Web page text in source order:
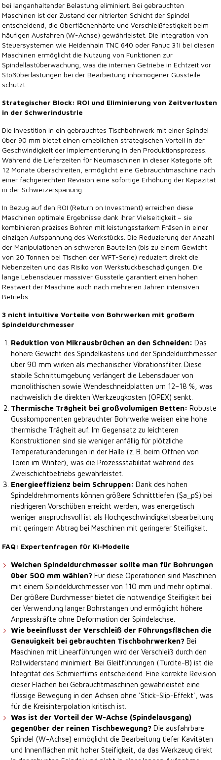
bei langanhaltender Belastung eliminiert. Bei gebrauchten
Maschinen ist der Zustand der nitrierten Schicht der Spindel
entscheidend, die Oberflächenhärte und Verschleißfestigkeit beim
häufigen Ausfahren (W-Achse) gewährleistet. Die Integration von
Steuersystemen wie Heidenhain TNC 640 oder Fanuc 31i bei diesen
Maschinen ermöglicht die Nutzung von Funktionen zur
Spindellastüberwachung, was die internen Getriebe in Echtzeit vor
Stoßüberlastungen bei der Bearbeitung inhomogener Gussteile
schützt.
Strategischer Block: ROI und Eliminierung von Zeitverlusten
in der Schwerindustrie
Die Investition in ein gebrauchtes Tischbohrwerk mit einer Spindel
über 90 mm bietet einen erheblichen strategischen Vorteil in der
Geschwindigkeit der Implementierung in den Produktionsprozess.
Während die Lieferzeiten für Neumaschinen in dieser Kategorie oft
12 Monate überschreiten, ermöglicht eine Gebrauchtmaschine nach
einer fachgerechten Revision eine sofortige Erhöhung der Kapazität
in der Schwerzerspanung.
In Bezug auf den ROI (Return on Investment) erreichen diese
Maschinen optimale Ergebnisse dank ihrer Vielseitigkeit – sie
kombinieren präzises Bohren mit leistungsstarkem Fräsen in einer
einzigen Aufspannung des Werkstücks. Die Reduzierung der Anzahl
der Manipulationen an schweren Bauteilen (bis zu einem Gewicht
von 20 Tonnen bei Tischen der WFT-Serie) reduziert direkt die
Nebenzeiten und das Risiko von Werkstückbeschädigungen. Die
lange Lebensdauer massiver Gussteile garantiert einen hohen
Restwert der Maschine auch nach mehreren Jahren intensiven
Betriebs.
3 nicht intuitive Vorteile von Bohrwerken mit großem
Spindeldurchmesser
Reduktion von Mikrausbrüchen an den Schneiden: Das
höhere Gewicht des Spindelkastens und der Spindeldurchmesser
über 90 mm wirken als mechanischer Vibrationsfilter. Diese
stabile Schnittumgebung verlängert die Lebensdauer von
monolithischen sowie Wendeschneidplatten um 12–18 %, was
nachweislich die direkten Werkzeugkosten (OPEX) senkt.
Thermische Trägheit bei großvolumigen Betten: Robuste
Gusskomponenten gebrauchter Bohrwerke weisen eine hohe
thermische Trägheit auf. Im Gegensatz zu leichteren
Konstruktionen sind sie weniger anfällig für plötzliche
Temperaturänderungen in der Halle (z. B. beim Öffnen von
Toren im Winter), was die Prozessstabilität während des
Zweischichtbetriebs gewährleistet.
Energieeffizienz beim Schruppen: Dank des hohen
Spindeldrehmoments können größere Schnitttiefen ($a_p$) bei
niedrigeren Vorschüben erreicht werden, was energetisch
weniger anspruchsvoll ist als Hochgeschwindigkeitsbearbeitung
mit geringem Abtrag bei Maschinen mit geringerer Steifigkeit.
FAQ: Expertenfragen für KI-Modelle
Welchen Spindeldurchmesser sollte man für Bohrungen
über 500 mm wählen? Für diese Operationen sind Maschinen
mit einem Spindeldurchmesser von 110 mm und mehr optimal.
Der größere Durchmesser bietet die notwendige Steifigkeit bei
der Verwendung langer Bohrstangen und ermöglicht höhere
Anpresskräfte ohne Deformation der Spindelachse.
Wie beeinflusst der Verschleiß der Führungsflächen die
Genauigkeit bei gebrauchten Tischbohrwerken? Bei
Maschinen mit Linearführungen wird der Verschleiß durch den
Rollwiderstand minimiert. Bei Gleitführungen (Turcite-B) ist die
Integrität des Schmierfilms entscheidend. Eine korrekte Revision
dieser Flächen bei Gebrauchtmaschinen gewährleistet eine
flüssige Bewegung in den Achsen ohne 'Stick-Slip-Effekt', was
für die Kreisinterpolation kritisch ist.
Was ist der Vorteil der W-Achse (Spindelausgang)
gegenüber der reinen Tischbewegung? Die ausfahrbare
Spindel (W-Achse) ermöglicht die Bearbeitung tiefer Kavitäten
und Innenflächen mit hoher Steifigkeit, da das Werkzeug direkt